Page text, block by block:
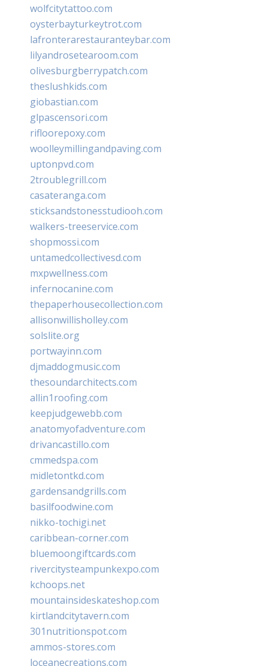
wolfcitytattoo.com
oysterbayturkeytrot.com
lafronterarestauranteybar.com
lilyandrosetearoom.com
olivesburgberrypatch.com
theslushkids.com
giobastian.com
glpascensori.com
rifloorepoxy.com
woolleymillingandpaving.com
uptonpvd.com
2troublegrill.com
casateranga.com
sticksandstonesstudiooh.com
walkers-treeservice.com
shopmossi.com
untamedcollectivesd.com
mxpwellness.com
infernocanine.com
thepaperhousecollection.com
allisonwillisholley.com
solslite.org
portwayinn.com
djmaddogmusic.com
thesoundarchitects.com
allin1roofing.com
keepjudgewebb.com
anatomyofadventure.com
drivancastillo.com
cmmedspa.com
midletontkd.com
gardensandgrills.com
basilfoodwine.com
nikko-tochigi.net
caribbean-corner.com
bluemoongiftcards.com
rivercitysteampunkexpo.com
kchoops.net
mountainsideskateshop.com
kirtlandcitytavern.com
301nutritionspot.com
ammos-stores.com
loceanecreations.com